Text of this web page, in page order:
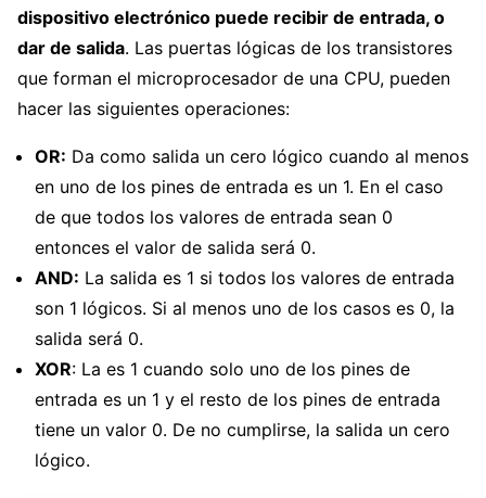
dispositivo electrónico puede recibir de entrada, o
dar de salida. Las puertas lógicas de los transistores
que forman el microprocesador de una CPU, pueden
hacer las siguientes operaciones:
OR: Da como salida un cero lógico cuando al menos
en uno de los pines de entrada es un 1. En el caso
de que todos los valores de entrada sean 0
entonces el valor de salida será 0.
AND: La salida es 1 si todos los valores de entrada
son 1 lógicos. Si al menos uno de los casos es 0, la
salida será 0.
XOR: La es 1 cuando solo uno de los pines de
entrada es un 1 y el resto de los pines de entrada
tiene un valor 0. De no cumplirse, la salida un cero
lógico.